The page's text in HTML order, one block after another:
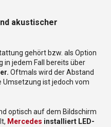
akustischer
gehört bzw. als Option
in jedem Fall bereits über
Oftmals wird der Abstand
Umsetzung ist jedoch vom
optisch auf dem Bildschirm
Mercedes installiert LED-